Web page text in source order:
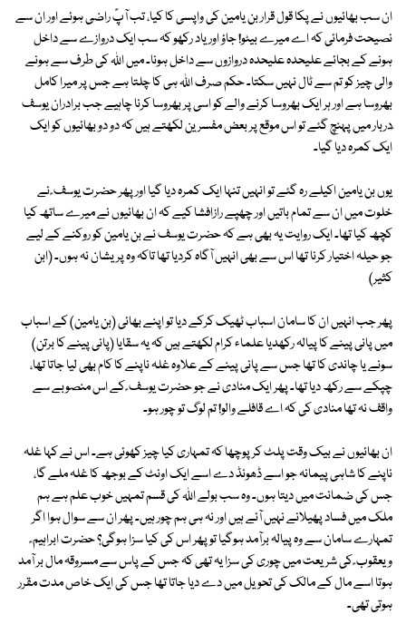
ان سب بھائیوں نے پکا قول قرار بن یامین کی واپسی کا کیا، تب آپؑ راضی ہوئے اور ان سے
نصیحت فرمائی کہ اے میرے بیٹو! جاؤ اور یاد رکھو کہ سب ایک دروازے سے داخل
ہونے کے بجائے علیحدہ علیحدہ دروازوں سے داخل ہونا۔ میں اللہ کی طرف سے ہونے
والی چیز کو تم سے ٹال نہیں سکتا۔ حکم صرف اللہ ہی کا چلتا ہے جس پر میرا کامل
بھروسا ہے اور ہر ایک بھروسا کرنے والے کو اسی پر بھروسا کرنا چاہیے جب برادران یوسف
ؑدربار میں پہنچ گئے تو اس موقع پر بعض مفسرین لکھتے ہیں کہ دو دو بھائیوں کو ایک
ایک کمرہ دیا گیا۔
یوں بن یامین اکیلے رہ گئے تو انہیں تنہا ایک کمرہ دیا گیا اور پھر حضرت یوسف ؑ نے
خلوت میں ان سے تمام باتیں اور چھپے رازافشا کیے کہ ان بھائیوں نے میرے ساتھ کیا
کچھ کیا تھا۔ ایک روایت یہ بھی ہے کہ حضرت یوسف نے بن یامین کو روکنے کے لیے
جو حیلہ اختیار کرنا تھا اس سے بھی انہیں آگاہ کردیا تھا تاکہ وہ پریشان نہ ہوں۔ (ابن
کثیر)
پھر جب انہیں ان کا سامان اسباب ٹھیک کرکے دیا تو اپنے بھائی (بن یامین) کے اسباب
میں پانی پینے کا پیالہ رکھدیا علماء کرام لکھتے ہیں کہ یہ سقایا (پانی پینے کا برتن)
سونے یا چاندی کا تھا جس سے پانی پینے کے علاوہ غلہ ناپنے کا کام بھی لیا جاتا تھا،
چپکے سے رکھ دیا تھا۔ پھر ایک منادی نے جو حضرت یوسف ؑ کے اس منصوبے سے
واقف نہ تھا منادی کی کہ اے قافلے والو! تم لوگ تو چور ہو۔
ان بھائیوں نے بیک وقت پلٹ کر پوچھا کہ تمہاری کیا چیز کھوئی ہے۔ اس نے کہا غلہ
ناپنے کا شاہی پیمانہ جو اسے ڈھونڈ دے اسے ایک اونٹ کے بوجھ کا غلہ ملے گا،
جس کی ضمانت میں دیتا ہوں۔ وہ سب بولے اللہ کی قسم تمہیں خوب علم ہے ہم
ملک میں فساد پھیلانے نہیں آئے ہیں اور نہ ہی ہم چور ہیں۔ پھر ان سے سوال ہوا اگر
تمہارے سامان سے وہ پیالہ برآمد ہوگیا تو پھر اس کی کیا سزا ہوگی؟ حضرت ابراہیم ؑ
ویعقوب ؑ کی شریعت میں چوری کی سزا یہ تھی کہ جس کے پاس سے مسروقہ مال بر آمد
ہوتا اسے مال کے مالک کی تحویل میں دے دیا جاتا تھا جس کی ایک خاص مدت مقرر
ہوتی تھی۔